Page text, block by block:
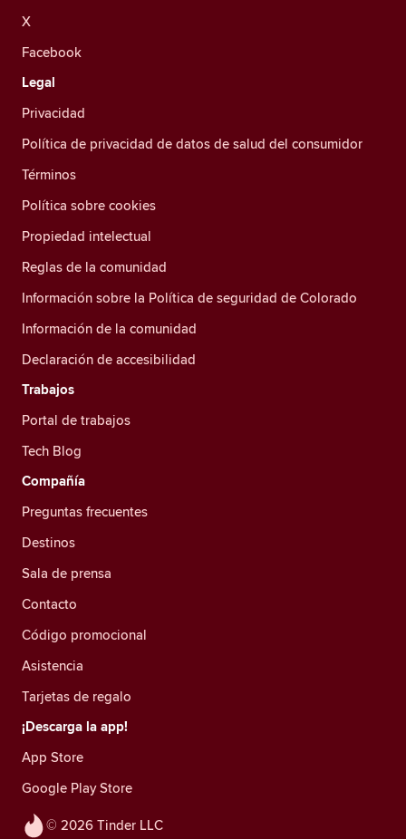
© 2026 Tinder LLC
X
Facebook
Legal
Privacidad
Política de privacidad de datos de salud del consumidor
Términos
Política sobre cookies
Propiedad intelectual
Reglas de la comunidad
Información sobre la Política de seguridad de Colorado
Información de la comunidad
Declaración de accesibilidad
Trabajos
Portal de trabajos
Tech Blog
Compañía
Preguntas frecuentes
Destinos
Sala de prensa
Contacto
Código promocional
Asistencia
Tarjetas de regalo
¡Descarga la app!
App Store
Google Play Store